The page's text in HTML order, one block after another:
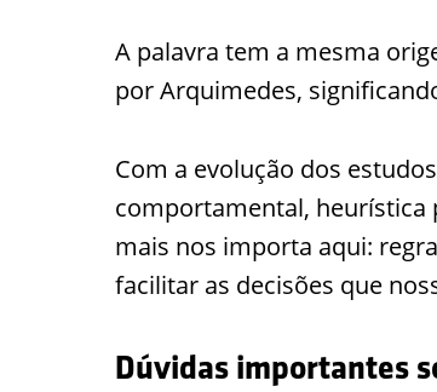
A palavra tem a mesma
por Arquimedes,
Com a evolução dos
comportamental, heurística
mais nos importa aqui:
facilitar as decisões que
Dúvidas importantes